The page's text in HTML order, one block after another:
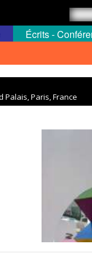
Écrits -
Palais, Paris, France